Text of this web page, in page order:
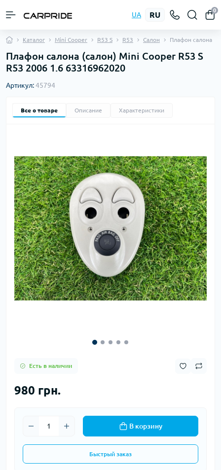
UA RU
0
Каталог Mini Cooper R53 S R53 Салон Плафон салона
Плафон салона (салон) Mini Cooper R53 S
R53 2006 1.6 63316962020
Артикул:45794
Все о товаре Описание Характеристики
Есть в наличии
980 грн.
В корзину
Быстрый заказ